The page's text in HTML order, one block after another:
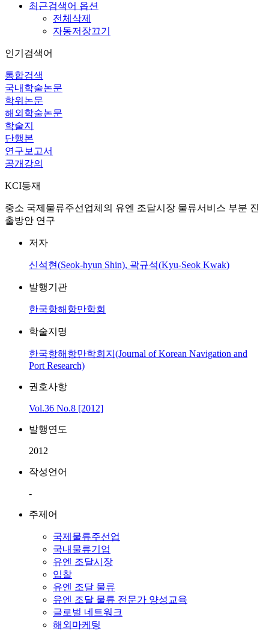
최근검색어 옵션
전체삭제
자동저장끄기
인기검색어
통합검색
국내학술논문
학위논문
해외학술논문
학술지
단행본
연구보고서
공개강의
KCI등재
중소 국제물류주선업체의 유엔 조달시장 물류서비스 부분 진
출방안 연구
저자
신석현(Seok-hyun Shin), 곽규석(Kyu-Seok Kwak)
발행기관
한국항해항만학회
학술지명
한국항해항만학회지(Journal of Korean Navigation and
Port Research)
권호사항
Vol.36 No.8 [2012]
발행연도
2012
작성언어
-
주제어
국제물류주선업
국내물류기업
유엔 조달시장
입찰
유엔 조달 물류
유엔 조달 물류 전문가 양성교육
글로벌 네트워크
해외마케팅